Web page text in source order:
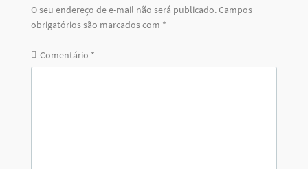
O seu endereço de e-mail não será publicado.Campos
obrigatórios são marcados com *
Comentário *